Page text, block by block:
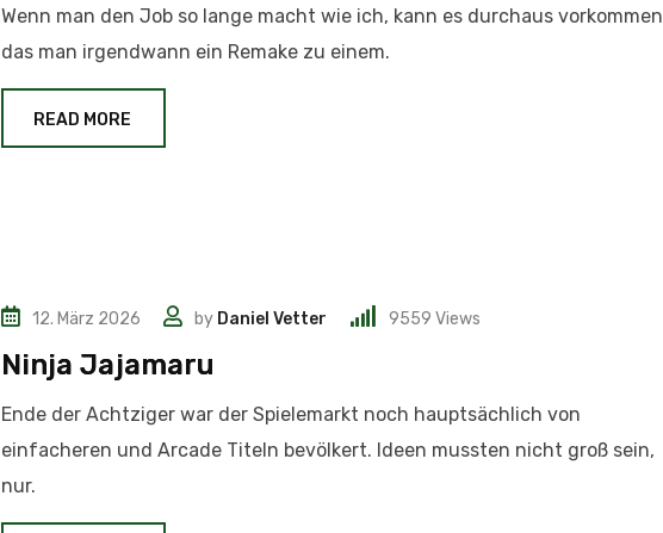
Wenn man den Job so lange macht wie ich, kann es durchaus vorkommen
das man irgendwann ein Remake zu einem.
READ MORE
12. März 2026 by Daniel Vetter 9559 Views
Ninja Jajamaru
Ende der Achtziger war der Spielemarkt noch hauptsächlich von
einfacheren und Arcade Titeln bevölkert. Ideen mussten nicht groß sein,
nur.